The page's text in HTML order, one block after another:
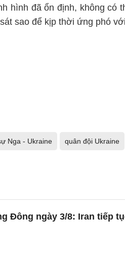
hình đã ổn định, không có
sao để kịp thời ứng phó
Nga - Ukraine quân đội Ukraine
Đông ngày 3/8: Iran tiếp